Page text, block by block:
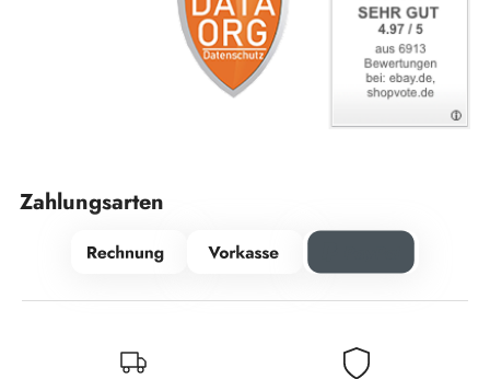
Zahlungsarten